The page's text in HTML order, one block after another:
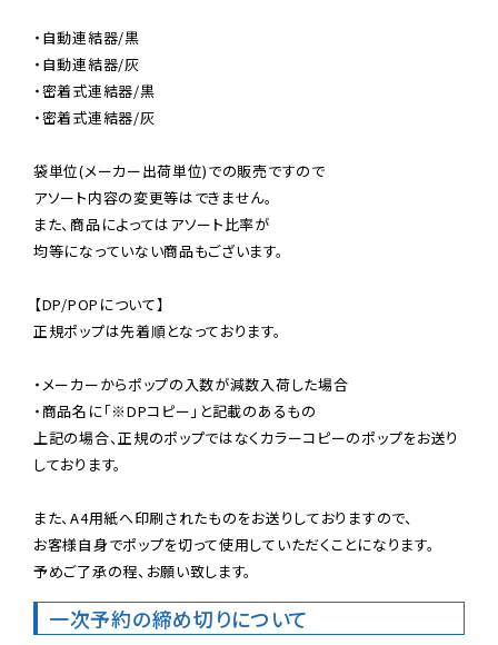
・自動連結器/黒
・自動連結器/灰
・密着式連結器/黒
・密着式連結器/灰
袋単位(メーカー出荷単位)での販売ですので
アソート内容の変更等はできません。
また、商品によってはアソート比率が
均等になっていない商品もございます。
【DP/POPについて】
正規ポップは先着順となっております。
・メーカーからポップの入数が減数入荷した場合
・商品名に「※DPコピー」と記載のあるもの
上記の場合、正規のポップではなくカラーコピーのポップをお送り
しております。
また、A4用紙へ印刷されたものをお送りしておりますので、
お客様自身でポップを切って使用していただくことになります。
予めご了承の程、お願い致します。
一次予約の締め切りについて